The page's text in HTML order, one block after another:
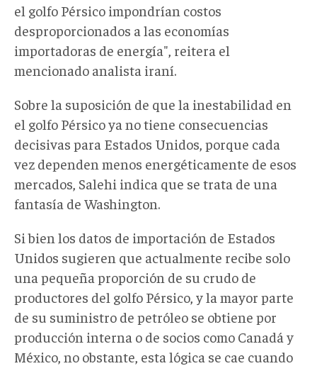
el golfo Pérsico impondrían costos
desproporcionados a las economías
importadoras de energía", reitera el
mencionado analista iraní.
Sobre la suposición de que la inestabilidad en
el golfo Pérsico ya no tiene consecuencias
decisivas para Estados Unidos, porque cada
vez dependen menos energéticamente de esos
mercados, Salehi indica que se trata de una
fantasía de Washington.
Si bien los datos de importación de Estados
Unidos sugieren que actualmente recibe solo
una pequeña proporción de su crudo de
productores del golfo Pérsico, y la mayor parte
de su suministro de petróleo se obtiene por
producción interna o de socios como Canadá y
México, no obstante, esta lógica se cae cuando